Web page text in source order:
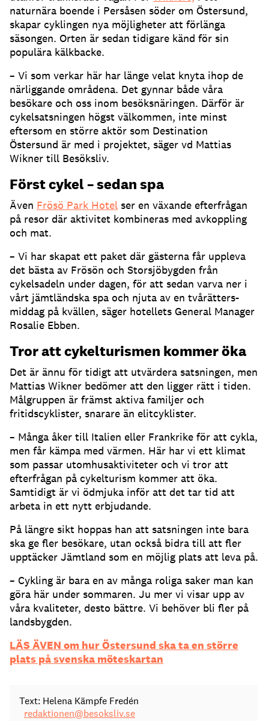
naturnära boende i Persåsen söder om Östersund,
skapar cyklingen nya möjligheter att förlänga
säsongen. Orten är sedan tidigare känd för sin
populära kälkbacke.
– Vi som verkar här har länge velat knyta ihop de
närliggande områdena. Det gynnar både våra
besökare och oss inom besöksnäringen. Därför är
cykelsatsningen högst välkommen, inte minst
eftersom en större aktör som Destination
Östersund är med i projektet, säger vd Mattias
Wikner till Besöksliv.
Först cykel – sedan spa
Även Frösö Park Hotel ser en växande efterfrågan
på resor där aktivitet kombineras med avkoppling
och mat.
– Vi har skapat ett paket där gästerna får uppleva
det bästa av Frösön och Storsjöbygden från
cykelsadeln under dagen, för att sedan varva ner i
vårt jämtländska spa och njuta av en tvårätters-
middag på kvällen, säger hotellets General Manager
Rosalie Ebben.
Tror att cykelturismen kommer öka
Det är ännu för tidigt att utvärdera satsningen, men
Mattias Wikner bedömer att den ligger rätt i tiden.
Målgruppen är främst aktiva familjer och
fritidscyklister, snarare än elitcyklister.
– Många åker till Italien eller Frankrike för att cykla,
men får kämpa med värmen. Här har vi ett klimat
som passar utomhusaktiviteter och vi tror att
efterfrågan på cykelturism kommer att öka.
Samtidigt är vi ödmjuka inför att det tar tid att
arbeta in ett nytt erbjudande.
På längre sikt hoppas han att satsningen inte bara
ska ge fler besökare, utan också bidra till att fler
upptäcker Jämtland som en möjlig plats att leva på.
– Cykling är bara en av många roliga saker man kan
göra här under sommaren. Ju mer vi visar upp av
våra kvaliteter, desto bättre. Vi behöver bli fler på
landsbygden.
LÄS ÄVEN om hur Östersund ska ta en större
plats på svenska möteskartan
Text: Helena Kämpfe Fredén
redaktionen@besoksliv.se